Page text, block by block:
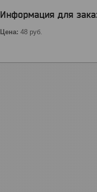
Информация для
Цена: 48 руб.